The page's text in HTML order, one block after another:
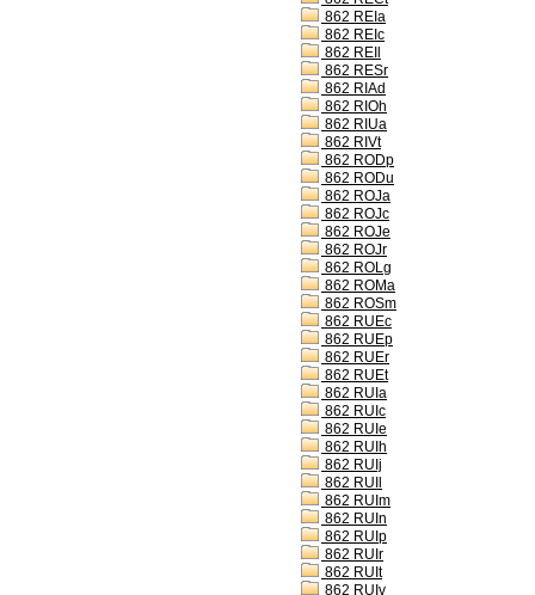
862 REIa
862 REIc
862 REIl
862 RESr
862 RIAd
862 RIOh
862 RIUa
862 RIVt
862 RODp
862 RODu
862 ROJa
862 ROJc
862 ROJe
862 ROJr
862 ROLg
862 ROMa
862 ROSm
862 RUEc
862 RUEp
862 RUEr
862 RUEt
862 RUIa
862 RUIc
862 RUIe
862 RUIh
862 RUIj
862 RUIl
862 RUIm
862 RUIn
862 RUIp
862 RUIr
862 RUIt
862 RUIv